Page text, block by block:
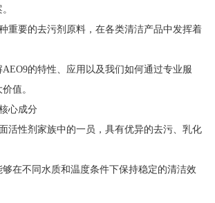
重要的去污剂原料，在各类清洁产品中发挥着
的特性、应用以及我们如何通过专业服
值。
心成分
活性剂家族中的一员，具有优异的去污、乳化
在不同水质和温度条件下保持稳定的清洁效